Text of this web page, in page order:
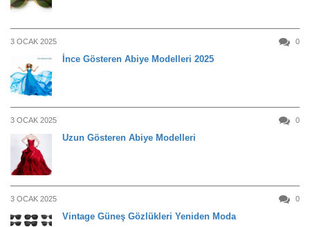
3 OCAK 2025 0
İnce Gösteren Abiye Modelleri 2025
3 OCAK 2025 0
Uzun Gösteren Abiye Modelleri
3 OCAK 2025 0
Vintage Güneş Gözlükleri Yeniden Moda